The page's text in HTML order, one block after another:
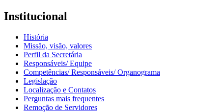
Institucional
História
Missão, visão, valores
Perfil da Secretária
Responsáveis/ Equipe
Competências/ Responsáveis/ Organograma
Legislação
Localização e Contatos
Perguntas mais frequentes
Remoção de Servidores